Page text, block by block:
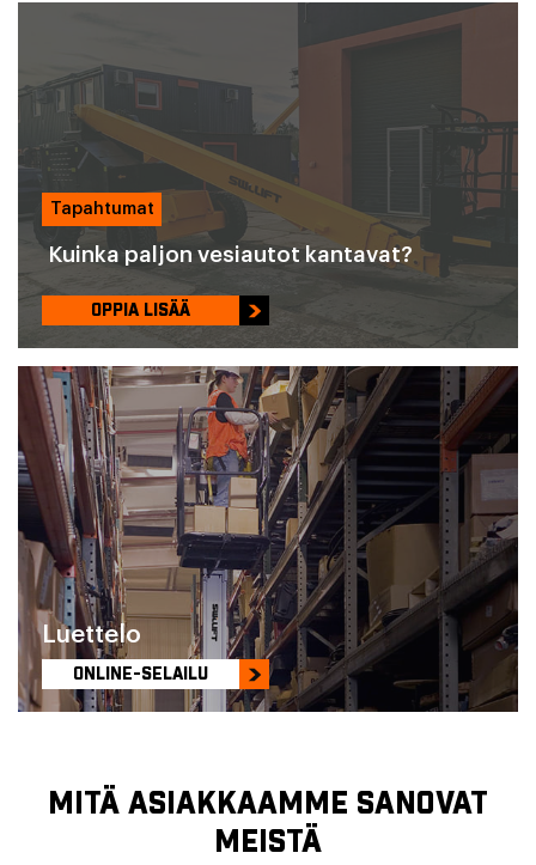
Tapahtumat
Kuinka paljon vesiautot kantavat?
OPPIA LISÄÄ
Luettelo
ONLINE-SELAILU
MITÄ ASIAKKAAMME SANOVAT
MEISTÄ